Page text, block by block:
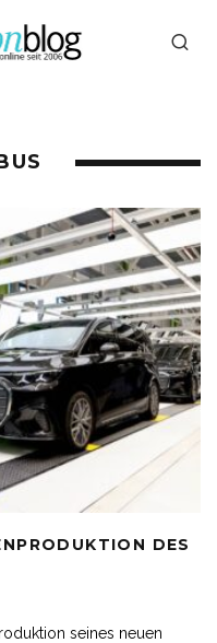
DES
seines neuen